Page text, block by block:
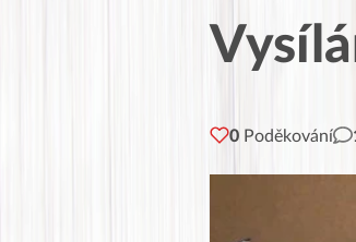
0 Poděkování